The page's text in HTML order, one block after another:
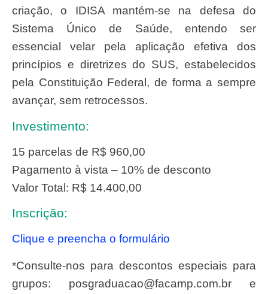
criação, o IDISA mantém-se na defesa do
Sistema Único de Saúde, entendo ser
essencial velar pela aplicação efetiva dos
princípios e diretrizes do SUS, estabelecidos
pela Constituição Federal, de forma a sempre
avançar, sem retrocessos.
Investimento:
15 parcelas de R$ 960,00
Pagamento à vista – 10% de desconto
Valor Total: R$ 14.400,00
Inscrição:
Clique e preencha o formulário
*Consulte-nos para descontos especiais para
grupos: posgraduacao@facamp.com.br e